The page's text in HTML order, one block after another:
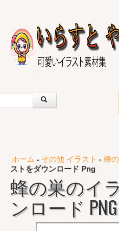
ホーム » その他 イラスト » 蜂
ストをダウンロード Png
蜂の巣のイ
ンロード PNG